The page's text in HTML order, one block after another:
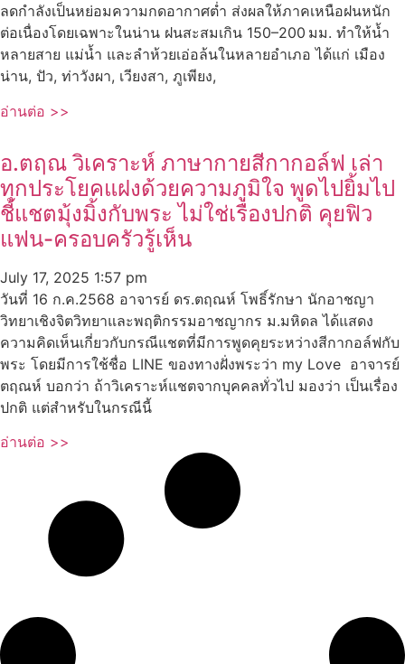
ลดกำลังเป็นหย่อมความกดอากาศต่ำ ส่งผลให้ภาคเหนือฝนหนัก
ต่อเนื่องโดยเฉพาะในน่าน ฝนสะสมเกิน 150–200 มม. ทำให้น้ำ
หลายสาย แม่น้ำ และลำห้วยเอ่อล้นในหลายอำเภอ ได้แก่ เมือง
น่าน, ปัว, ท่าวังผา, เวียงสา, ภูเพียง,
อ่านต่อ >>
อ.ตฤณ วิเคราะห์ ภาษากายสีกากอล์ฟ เล่า
ทุกประโยคแฝงด้วยความภูมิใจ พูดไปยิ้มไป
ชี้แชตมุ้งมิ้งกับพระ ไม่ใช่เรื่องปกติ คุยฟิว
แฟน-ครอบครัวรู้เห็น
July 17, 2025 1:57 pm
วันที่ 16 ก.ค.2568 อาจารย์ ดร.ตฤณห์ โพธิ์รักษา นักอาชญา
วิทยาเชิงจิตวิทยาและพฤติกรรมอาชญากร ม.มหิดล ได้แสดง
ความคิดเห็นเกี่ยวกับกรณีแชตที่มีการพูดคุยระหว่างสีกากอล์ฟกับ
พระ โดยมีการใช้ชื่อ LINE ของทางฝั่งพระว่า my Love อาจารย์
ตฤณห์ บอกว่า ถ้าวิเคราะห์แชตจากบุคคลทั่วไป มองว่า เป็นเรื่อง
ปกติ แต่สำหรับในกรณีนี้
อ่านต่อ >>